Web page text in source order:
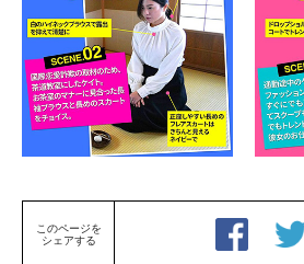
このページを
シェアする